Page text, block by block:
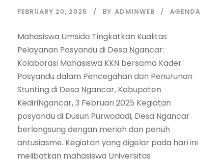
FEBRUARY 20, 2025 BY ADMINWEB AGENDA
Mahasiswa Umsida Tingkatkan Kualitas
Pelayanan Posyandu di Desa Ngancar:
Kolaborasi Mahasiswa KKN bersama Kader
Posyandu dalam Pencegahan dan Penurunan
Stunting di Desa Ngancar, Kabupaten
KediriNgancar, 3 Februari 2025 Kegiatan
posyandu di Dusun Purwodadi, Desa Ngancar
berlangsung dengan meriah dan penuh
antusiasme. Kegiatan yang digelar pada hari ini
melibatkan mahasiswa Universitas